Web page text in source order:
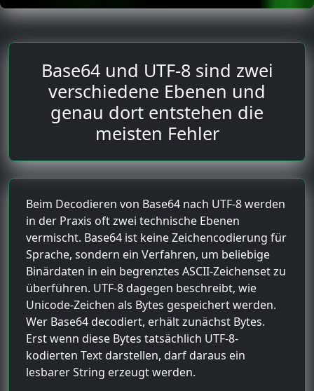
Base64 und UTF-8 sind zwei
verschiedene Ebenen und
genau dort entstehen die
meisten Fehler
Beim Decodieren von Base64 nach UTF-8 werden
in der Praxis oft zwei technische Ebenen
vermischt. Base64 ist keine Zeichencodierung für
Sprache, sondern ein Verfahren, um beliebige
Binärdaten in ein begrenztes ASCII-Zeichenset zu
überführen. UTF-8 dagegen beschreibt, wie
Unicode-Zeichen als Bytes gespeichert werden.
Wer Base64 decodiert, erhält zunächst Bytes.
Erst wenn diese Bytes tatsächlich UTF-8-
kodierten Text darstellen, darf daraus ein
lesbarer String erzeugt werden.